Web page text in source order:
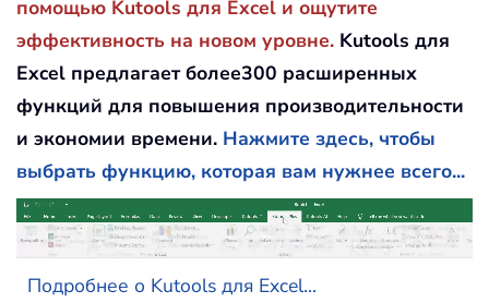
помощью Kutools для Excel и ощутите
эффективность на новом уровне. Kutools для
Excel предлагает более300 расширенных
функций для повышения производительности
и экономии времени. Нажмите здесь, чтобы
выбрать функцию, которая вам нужнее всего...
Подробнее о Kutools для Excel...